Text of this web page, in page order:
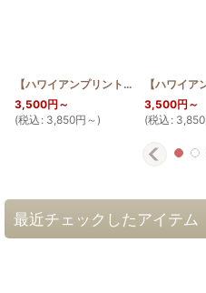
【ハワイアンプリントはお任せ】お散歩 サコッシュ ティアレ
3,500円 ～
(税込 : 3,850円 ～)
3,500円 ～
(税込 : 3,850
最近チェックしたアイテム